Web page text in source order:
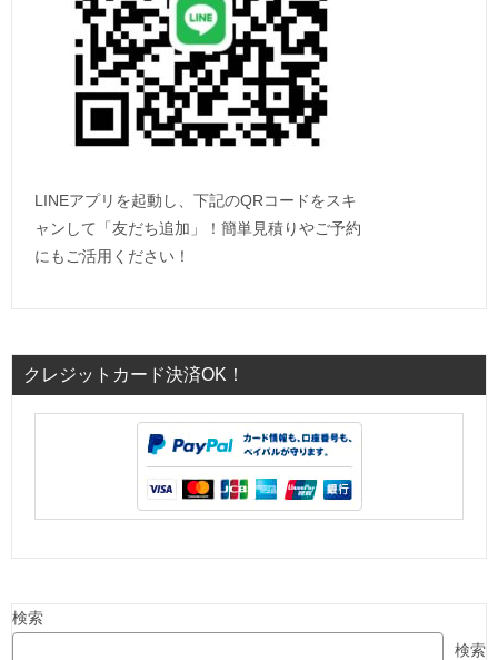
LINEアプリを起動し、下記のQRコードをスキ
ャンして「友だち追加」！簡単見積りやご予約
にもご活用ください！
クレジットカード決済OK！
検索
検索